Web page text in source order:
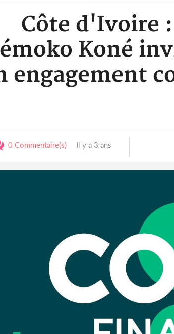
Côte d'Ivoire :
Koné
engagement
0 Commentaire(s) Il y a 3 ans